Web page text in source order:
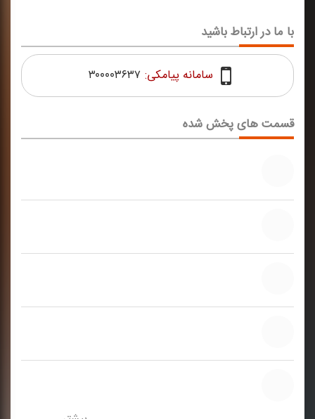
قسمت های پخش شده
با ما در ارتباط باشید
سامانه پیامکی: ۳۰۰۰۰۳۶۳۷